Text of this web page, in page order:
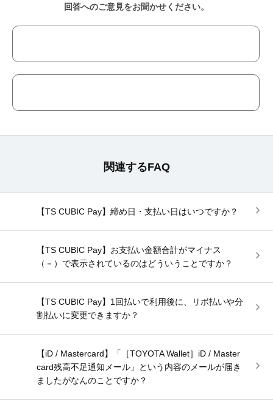
回答へのご意見をお聞かせください。
関連するFAQ
【TS CUBIC Pay】締め日・支払い日はいつですか？
【TS CUBIC Pay】お支払い金額合計がマイナス
（－）で表示されているのはどういうことですか？
【TS CUBIC Pay】1回払いで利用後に、リボ払いや分
割払いに変更できますか？
【iD / Mastercard】「［TOYOTA Wallet］iD / Master
card残高不足通知メール」という内容のメールが届き
ましたがなんのことですか？